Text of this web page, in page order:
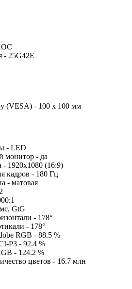
- 25G42E
(VESA) - 100 x 100 мм
- LED
монитор - да
- 1920x1080 (16:9)
кадров - 180 Гц
- матовая
GtG
- 178°
- 178°
RGB - 88.5 %
P3 - 92.4 %
- 124.2 %
цветов - 16.7 млн